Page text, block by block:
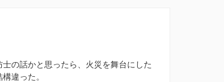
の話かと思ったら、火災を舞台にした
違った。